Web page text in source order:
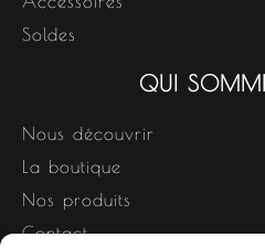
Soldes
QUI
Nous découvrir
La boutique
Nos produits
Contact